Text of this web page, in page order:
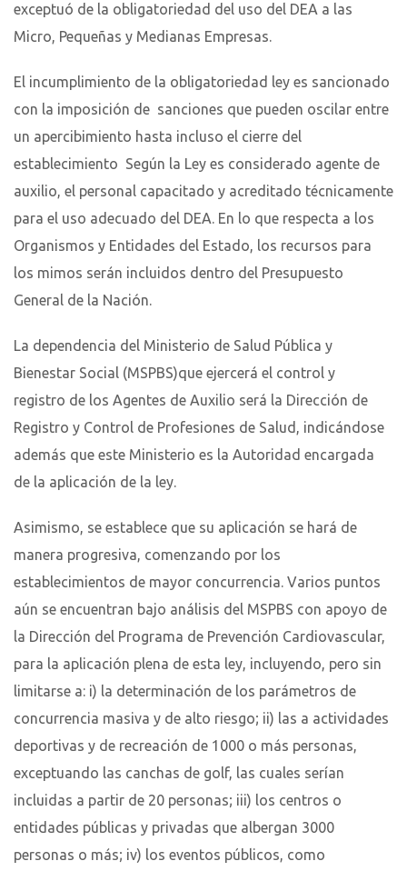
exceptuó de la obligatoriedad del uso del DEA a las
Micro, Pequeñas y Medianas Empresas.
El incumplimiento de la obligatoriedad ley es sancionado
con la imposición de sanciones que pueden oscilar entre
un apercibimiento hasta incluso el cierre del
establecimiento Según la Ley es considerado agente de
auxilio, el personal capacitado y acreditado técnicamente
para el uso adecuado del DEA. En lo que respecta a los
Organismos y Entidades del Estado, los recursos para
los mimos serán incluidos dentro del Presupuesto
General de la Nación.
La dependencia del Ministerio de Salud Pública y
Bienestar Social (MSPBS)que ejercerá el control y
registro de los Agentes de Auxilio será la Dirección de
Registro y Control de Profesiones de Salud, indicándose
además que este Ministerio es la Autoridad encargada
de la aplicación de la ley.
Asimismo, se establece que su aplicación se hará de
manera progresiva, comenzando por los
establecimientos de mayor concurrencia. Varios puntos
aún se encuentran bajo análisis del MSPBS con apoyo de
la Dirección del Programa de Prevención Cardiovascular,
para la aplicación plena de esta ley, incluyendo, pero sin
limitarse a: i) la determinación de los parámetros de
concurrencia masiva y de alto riesgo; ii) las a actividades
deportivas y de recreación de 1000 o más personas,
exceptuando las canchas de golf, las cuales serían
incluidas a partir de 20 personas; iii) los centros o
entidades públicas y privadas que albergan 3000
personas o más; iv) los eventos públicos, como